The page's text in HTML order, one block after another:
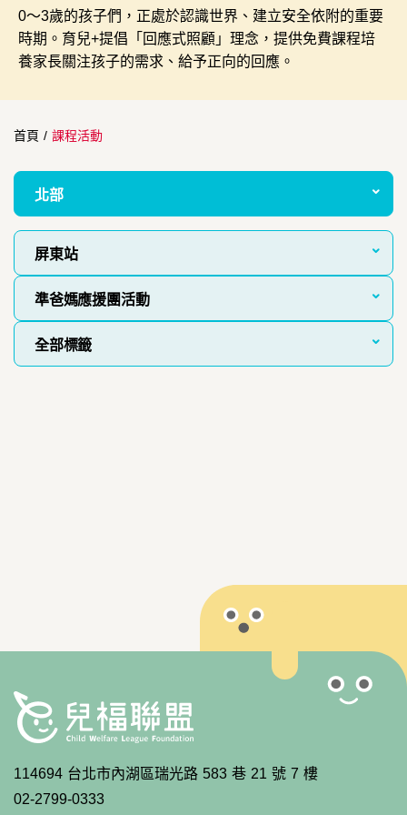
0～3歲的孩子們，正處於認識世界、建立安全依附的重要
時期。育兒+提倡「回應式照顧」理念，提供免費課程培
養家長關注孩子的需求、給予正向的回應。
首頁 / 課程活動
北部
屏東站
準爸媽應援團活動
全部標籤
114694 台北市內湖區瑞光路 583 巷 21 號 7 樓
02-2799-0333